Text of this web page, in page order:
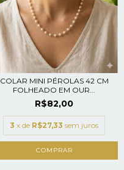
COLAR MINI PÉROLAS 42 CM
FOLHEADO EM OUR...
R$82,00
3 x de R$27,33 sem juros